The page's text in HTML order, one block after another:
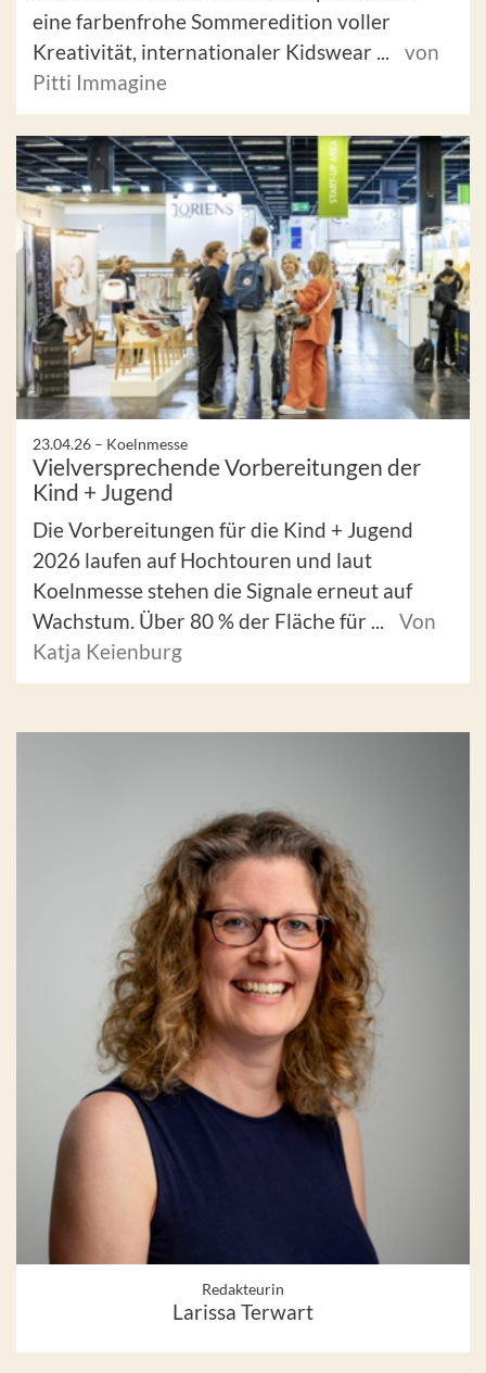
eine farbenfrohe Sommeredition voller
Kreativität, internationaler Kidswear ...
von
Pitti Immagine
23.04.26 – Koelnmesse
Vielversprechende Vorbereitungen der
Kind + Jugend
Die Vorbereitungen für die Kind + Jugend
2026 laufen auf Hochtouren und laut
Koelnmesse stehen die Signale erneut auf
Wachstum. Über 80 % der Fläche für ...
Von
Katja Keienburg
Redakteurin
Larissa Terwart